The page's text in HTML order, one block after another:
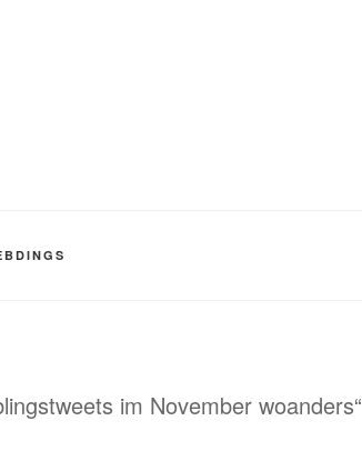
im November woanders“